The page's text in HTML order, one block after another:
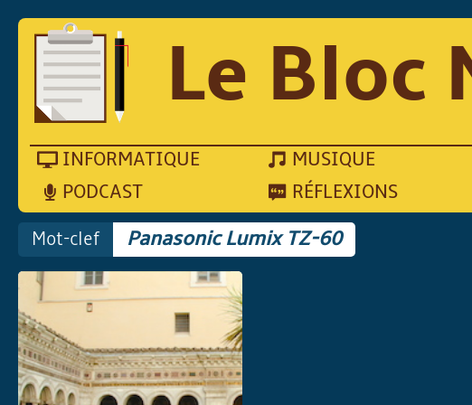
Le Bloc
INFORMATIQUE MUSIQUE
PODCAST
RÉFLEXIONS
Mot-clef Panasonic Lumix TZ-60